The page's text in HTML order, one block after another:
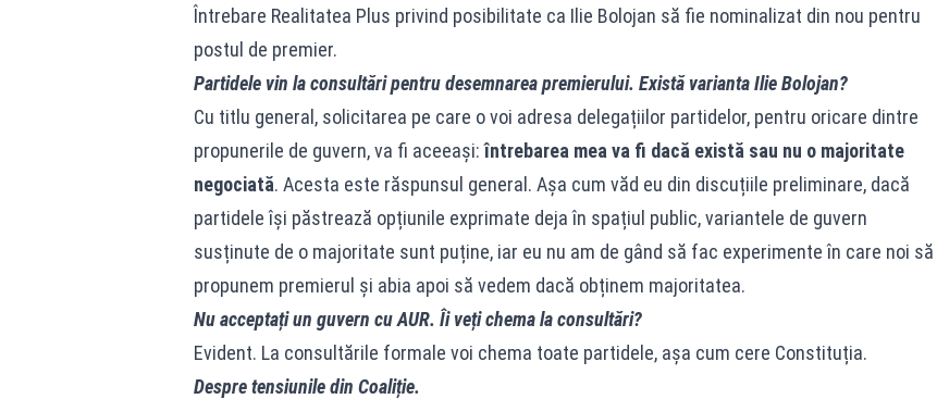
Întrebare Realitatea Plus privind posibilitate ca Ilie Bolojan să fie nominalizat din nou pentru
postul de premier.
Partidele vin la consultări pentru desemnarea premierului. Există varianta Ilie Bolojan?
Cu titlu general, solicitarea pe care o voi adresa delegațiilor partidelor, pentru oricare dintre
propunerile de guvern, va fi aceeași:întrebarea mea va fi dacă există sau nu o majoritate
negociată. Acesta este răspunsul general. Așa cum văd eu din discuțiile preliminare, dacă
partidele își păstrează opțiunile exprimate deja în spațiul public, variantele de guvern
susținute de o majoritate sunt puține, iar eu nu am de gând să fac experimente în care noi să
propunem premierul și abia apoi să vedem dacă obținem majoritatea.
Nu acceptați un guvern cu AUR. Îi veți chema la consultări?
Evident. La consultările formale voi chema toate partidele, așa cum cere Constituția.
Despre tensiunile din Coaliție.